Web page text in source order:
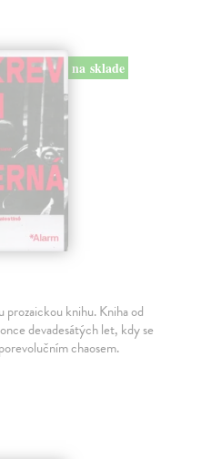
na sklade
knihu. Kniha od
devadesátých let, kdy se
chaosem.